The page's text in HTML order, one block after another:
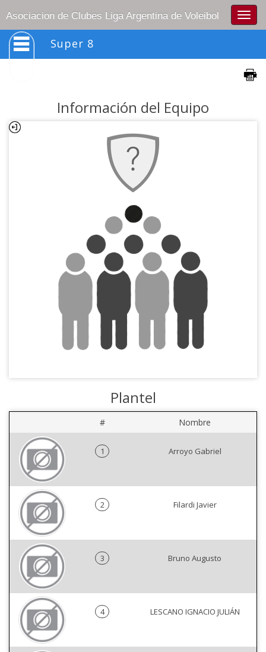
Asociacion de Clubes Liga Argentina de Voleibol
Super 8
Información del Equipo
Plantel
# Nombre
1 Arroyo Gabriel
2 Filardi Javier
3 Bruno Augusto
4 LESCANO IGNACIO JULIÁN